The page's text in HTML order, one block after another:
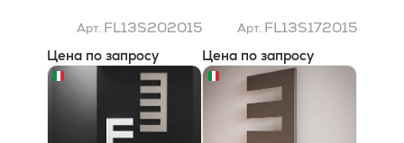
Арт. FL13S202015
Цена по запросу
Арт. FL13S172015
Цена по запросу